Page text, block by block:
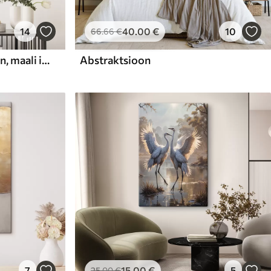
14
Abstraktne kompositsioon, maali imitatsioon
66.66€40.00€ 10
Abstraktsioon